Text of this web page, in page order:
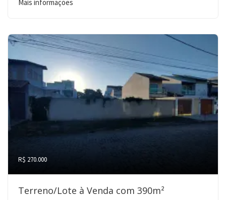
Mais informações
R$ 270.000
Terreno/Lote à Venda com 390m²